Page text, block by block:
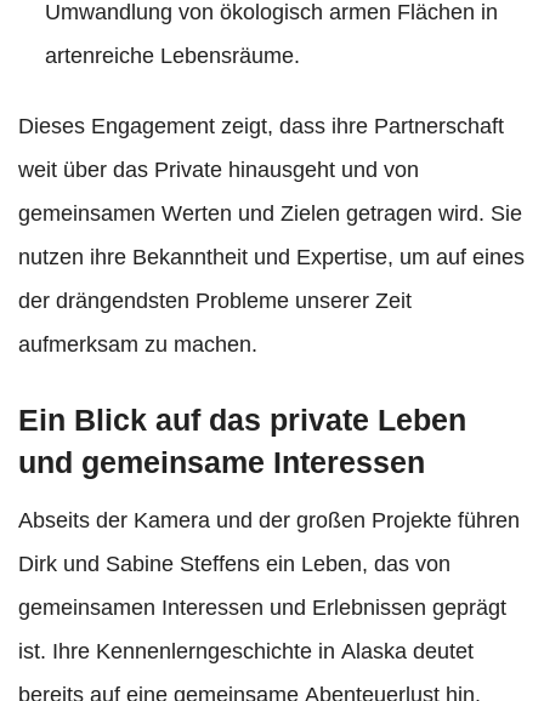
Umwandlung von ökologisch armen Flächen in
artenreiche Lebensräume.
Dieses Engagement zeigt, dass ihre Partnerschaft
weit über das Private hinausgeht und von
gemeinsamen Werten und Zielen getragen wird. Sie
nutzen ihre Bekanntheit und Expertise, um auf eines
der drängendsten Probleme unserer Zeit
aufmerksam zu machen.
Ein Blick auf das private Leben
und gemeinsame Interessen
Abseits der Kamera und der großen Projekte führen
Dirk und Sabine Steffens ein Leben, das von
gemeinsamen Interessen und Erlebnissen geprägt
ist. Ihre Kennenlerngeschichte in Alaska deutet
bereits auf eine gemeinsame Abenteuerlust hin.